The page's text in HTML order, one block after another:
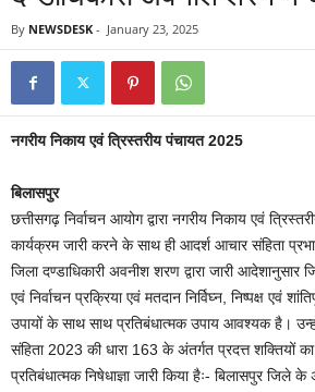
By NEWSDESK - January 23, 2025
नगरीय निकाय एवं त्रिस्तरीय पंचायत 2025
बिलासपुर
छत्तीसगढ़ निर्वाचन आयोग द्वारा नगरीय निकाय एवं
कार्यक्रम जारी करने के साथ ही आदर्श आचार संहिता
जिला दण्डाधिकारी अवनीश शरण द्वारा जारी आदेशानुसार
एवं निर्वाचन प्रक्रिया एवं मतदान निर्विघ्न, निष्पक्ष एवं
उपायों के साथ साथ प्रतिबंधात्मक उपाय आवश्यक है।
संहिता 2023 की धारा 163 के अंतर्गत प्रदत्त शक्तियों
प्रतिबंधात्मक निषेधाज्ञा जारी किया हैः- बिलासपुर जिले